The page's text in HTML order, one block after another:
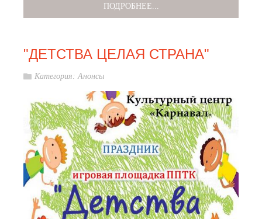
ПОДРОБНЕЕ...
"ДЕТСТВА ЦЕЛАЯ СТРАНА"
Категория: Анонсы